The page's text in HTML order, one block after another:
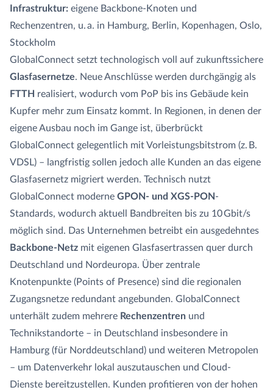
Infrastruktur: eigene Backbone-Knoten und
Rechenzentren, u. a. in Hamburg, Berlin, Kopenhagen, Oslo,
Stockholm
GlobalConnect setzt technologisch voll auf zukunftssichere
Glasfasernetze. Neue Anschlüsse werden durchgängig als
FTTH realisiert, wodurch vom PoP bis ins Gebäude kein
Kupfer mehr zum Einsatz kommt. In Regionen, in denen der
eigene Ausbau noch im Gange ist, überbrückt
GlobalConnect gelegentlich mit Vorleistungsbitstrom (z. B.
VDSL) – langfristig sollen jedoch alle Kunden an das eigene
Glasfasernetz migriert werden. Technisch nutzt
GlobalConnect moderne GPON- und XGS-PON-
Standards, wodurch aktuell Bandbreiten bis zu 10 Gbit/s
möglich sind. Das Unternehmen betreibt ein ausgedehntes
Backbone-Netz mit eigenen Glasfasertrassen quer durch
Deutschland und Nordeuropa. Über zentrale
Knotenpunkte (Points of Presence) sind die regionalen
Zugangsnetze redundant angebunden. GlobalConnect
unterhält zudem mehrere Rechenzentren und
Technikstandorte – in Deutschland insbesondere in
Hamburg (für Norddeutschland) und weiteren Metropolen
– um Datenverkehr lokal auszutauschen und Cloud-
Dienste bereitzustellen. Kunden profitieren von der hohen